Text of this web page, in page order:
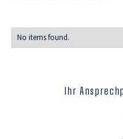
No items found.
Ihr